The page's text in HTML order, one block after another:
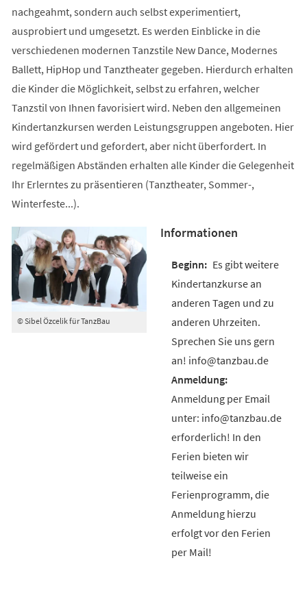
nachgeahmt, sondern auch selbst experimentiert,
ausprobiert und umgesetzt. Es werden Einblicke in die
verschiedenen modernen Tanzstile New Dance, Modernes
Ballett, HipHop und Tanztheater gegeben. Hierdurch erhalten
die Kinder die Möglichkeit, selbst zu erfahren, welcher
Tanzstil von Ihnen favorisiert wird. Neben den allgemeinen
Kindertanzkursen werden Leistungsgruppen angeboten. Hier
wird gefördert und gefordert, aber nicht überfordert. In
regelmäßigen Abständen erhalten alle Kinder die Gelegenheit
Ihr Erlerntes zu präsentieren (Tanztheater, Sommer-,
Winterfeste...).
© Sibel Özcelik für TanzBau
Informationen
Es gibt weitere
Kindertanzkurse an
anderen Tagen und zu
anderen Uhrzeiten.
Sprechen Sie uns gern
an! info@tanzbau.de
Anmeldung per Email
unter: info@tanzbau.de
erforderlich! In den
Ferien bieten wir
teilweise ein
Ferienprogramm, die
Anmeldung hierzu
erfolgt vor den Ferien
per Mail!